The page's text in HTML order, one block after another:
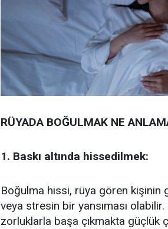
RÜYADA BOĞULMAK NE
1. Baskı altında hissedilmek:
Boğulma hissi, rüya gören kişinin
veya stresin bir yansıması
zorluklarla başa çıkmakta güçlük